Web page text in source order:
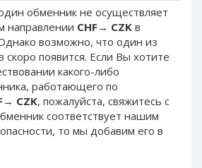
обменник не осуществляет
направлении CHF → CZK в
возможно, что один из
скоро появится. Если Вы хотите
какого-либо
работающего по
→ CZK, пожалуйста, свяжитесь с
соответствует нашим
то мы добавим его в
PayPal SEK
PayPal CHF
PayPal MYR
Webmoney WMZ
Webmoney WMR
Webmoney WME
Webmoney WMU